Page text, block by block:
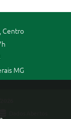
Centro
MG